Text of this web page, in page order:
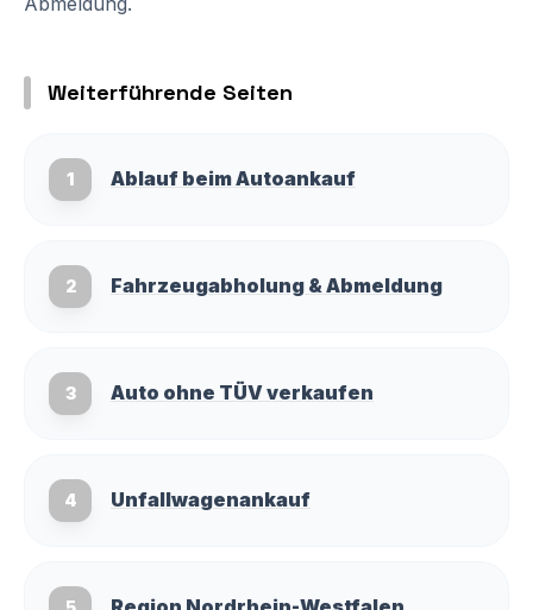
Weiterführende Seiten
1 Ablauf beim Autoankauf
2 Fahrzeugabholung & Abmeldung
3 Auto ohne TÜV verkaufen
4 Unfallwagenankauf